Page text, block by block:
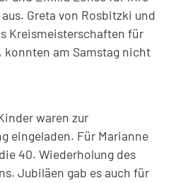
Greta von Rosbitzki und
Kreismeisterschaften für
konnten am Samstag nicht
waren zur
eingeladen. Für Marianne
40. Wiederholung des
Jubiläen gab es auch für